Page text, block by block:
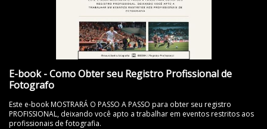
E-book - Como Obter seu Registro Profissional de
Fotografo
Este e-book MOSTRARÁ O PASSO A PASSO para obter seu registro
PROFISSIONAL, deixando você apto a trabalhar em eventos restritos aos
profissionais de fotografia.